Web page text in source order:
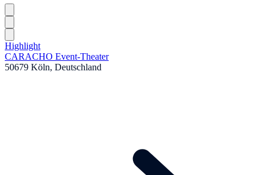
Highlight
CARACHO Event-Theater
50679 Köln, Deutschland